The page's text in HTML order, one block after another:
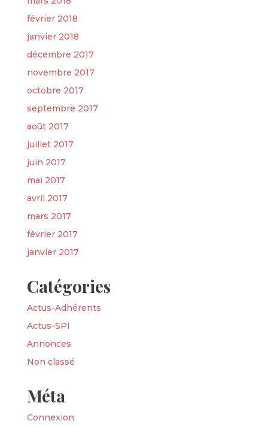
février 2018
janvier 2018
décembre 2017
novembre 2017
octobre 2017
septembre 2017
août 2017
juillet 2017
juin 2017
mai 2017
avril 2017
mars 2017
février 2017
janvier 2017
Catégories
Actus-Adhérents
Actus-SPI
Annonces
Non classé
Méta
Connexion